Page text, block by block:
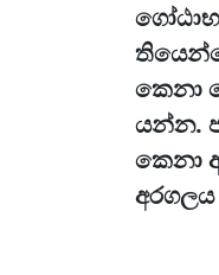
කෙනා
යන්න.
කෙනා
අරගලය